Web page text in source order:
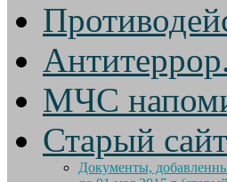
МЧС
Старый сайт
Документы,